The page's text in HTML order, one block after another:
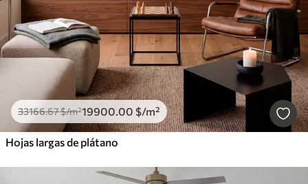
33166.67$/m²19900.00 $/m²
Hojas largas de plátano